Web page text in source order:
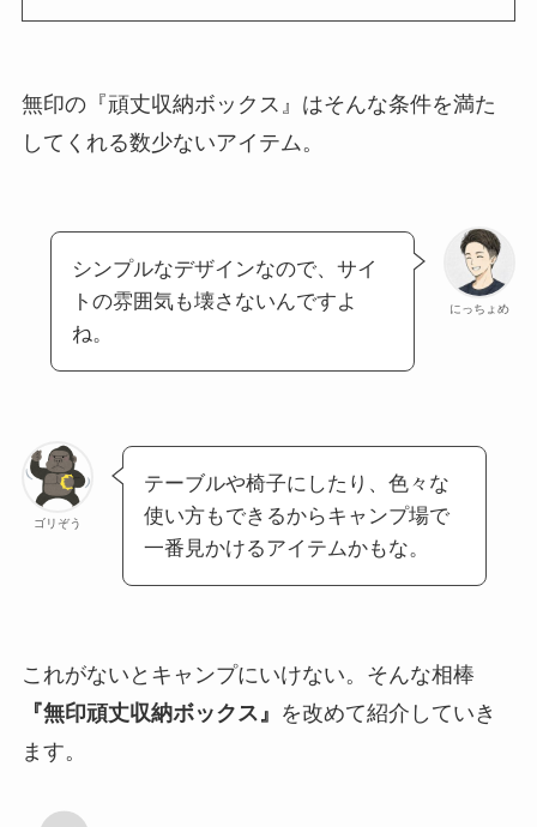
無印の『頑丈収納ボックス』はそんな条件を満た
してくれる数少ないアイテム。
にっちょめ
シンプルなデザインなので、サイ
トの雰囲気も壊さないんですよ
ね。
ゴリぞう
テーブルや椅子にしたり、色々な
使い方もできるからキャンプ場で
一番見かけるアイテムかもな。
これがないとキャンプにいけない。そんな相棒
『無印頑丈収納ボックス』 を改めて紹介していき
ます。